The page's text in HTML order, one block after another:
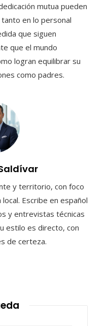
mutua pueden
en lo personal
que siguen
que el mundo
logran equilibrar su
como padres.
y territorio, con foco
Escribe en español
y entrevistas técnicas
estilo es directo, con
de certeza.